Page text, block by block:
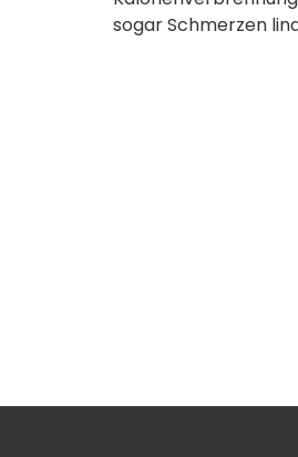
sogar Schmerzen